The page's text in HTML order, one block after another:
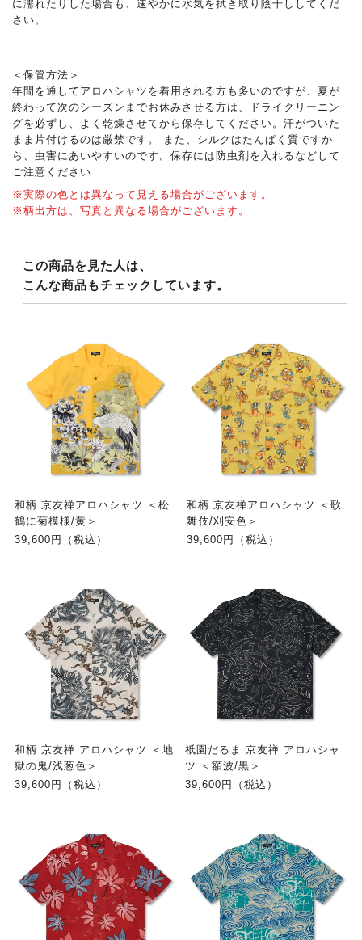
に濡れたりした場合も、速やかに水気を拭き取り陰干ししてくだ
さい。
＜保管方法＞
年間を通してアロハシャツを着用される方も多いのですが、夏が
終わって次のシーズンまでお休みさせる方は、ドライクリーニン
グを必ずし、よく乾燥させてから保存してください。汗がついた
まま片付けるのは厳禁です。 また、シルクはたんぱく質ですか
ら、虫害にあいやすいのです。保存には防虫剤を入れるなどして
ご注意ください
※実際の色とは異なって見える場合がございます。
※柄出方は、写真と異なる場合がございます。
この商品を見た人は、
こんな商品もチェックしています。
和柄 京友禅アロハシャツ ＜松
鶴に菊模様/黄＞
39,600円（税込）
和柄 京友禅アロハシャツ ＜歌
舞伎/刈安色＞
39,600円（税込）
和柄 京友禅 アロハシャツ ＜地
獄の鬼/浅葱色＞
39,600円（税込）
祇園だるま 京友禅 アロハシャ
ツ ＜額波/黒＞
39,600円（税込）